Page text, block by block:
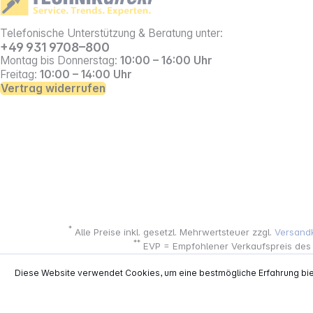
Telefonische Unterstützung & Beratung unter:
+49 931 9708–800
Montag bis Donnerstag: 10:00 – 16:00 Uhr
Freitag: 10:00 – 14:00 Uhr
Vertrag widerrufen
* Alle Preise inkl. gesetzl. Mehrwertsteuer zzgl.
** EVP = Empfohlener Verkaufspreis
Diese Website verwendet Cookies, um eine bestmögliche Erfahrung